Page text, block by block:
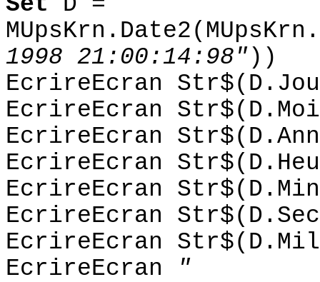
1998 21:00:14:98" ))
EcrireEcran
EcrireEcran
EcrireEcran
EcrireEcran
EcrireEcran
EcrireEcran
EcrireEcran
EcrireEcran
"